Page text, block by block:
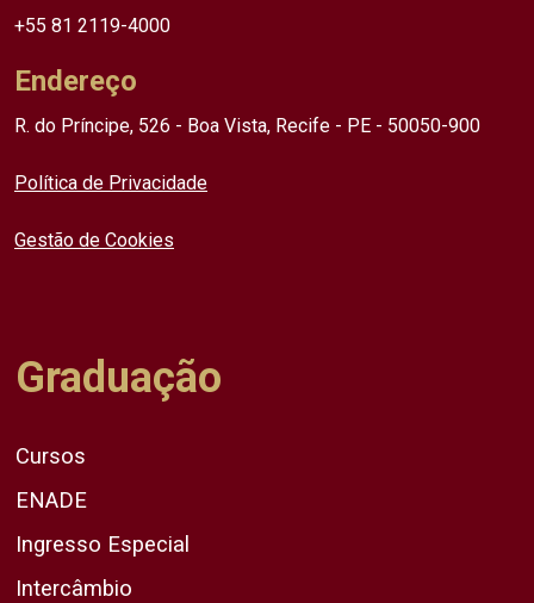
+55 81 2119-4000
Endereço
R. do Príncipe, 526 - Boa Vista, Recife - PE - 50050-900
Política de Privacidade
Gestão de Cookies
Graduação
Cursos
ENADE
Ingresso Especial
Intercâmbio